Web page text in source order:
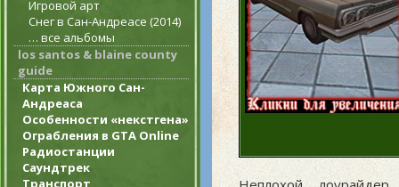
Игровой арт
Снег в Сан-Андреасе (2014)
… все альбомы
los santos & blaine county
guide
Карта Южного Сан-
Андреаса
Особенности «некстгена»
Ограбления в GTA Online
Радиостанции
Саундтрек
Транспорт